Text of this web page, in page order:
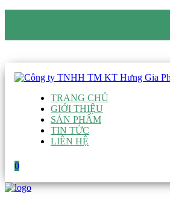
TRANG CHỦ
GIỚI THIỆU
SẢN PHẨM
TIN TỨC
LIÊN HỆ
0